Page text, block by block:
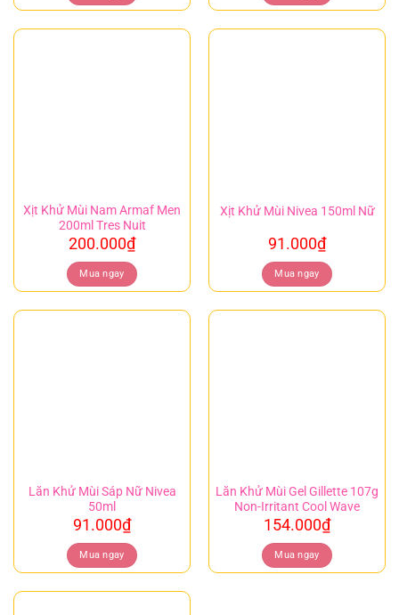
Xịt Khử Mùi Nam Armaf Men
200ml Tres Nuit
200.000₫
Mua ngay
Xịt Khử Mùi Nivea 150ml Nữ
91.000₫
Mua ngay
Lăn Khử Mùi Sáp Nữ Nivea
50ml
91.000₫
Mua ngay
Lăn Khử Mùi Gel Gillette 107g
Non-Irritant Cool Wave
154.000₫
Mua ngay